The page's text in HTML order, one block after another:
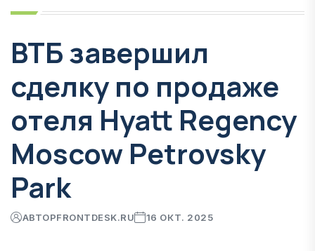
ВТБ завершил
сделку по продаже
отеля Hyatt Regency
Moscow Petrovsky
Park
АВТОРFRONTDESK.RU 16 ОКТ. 2025